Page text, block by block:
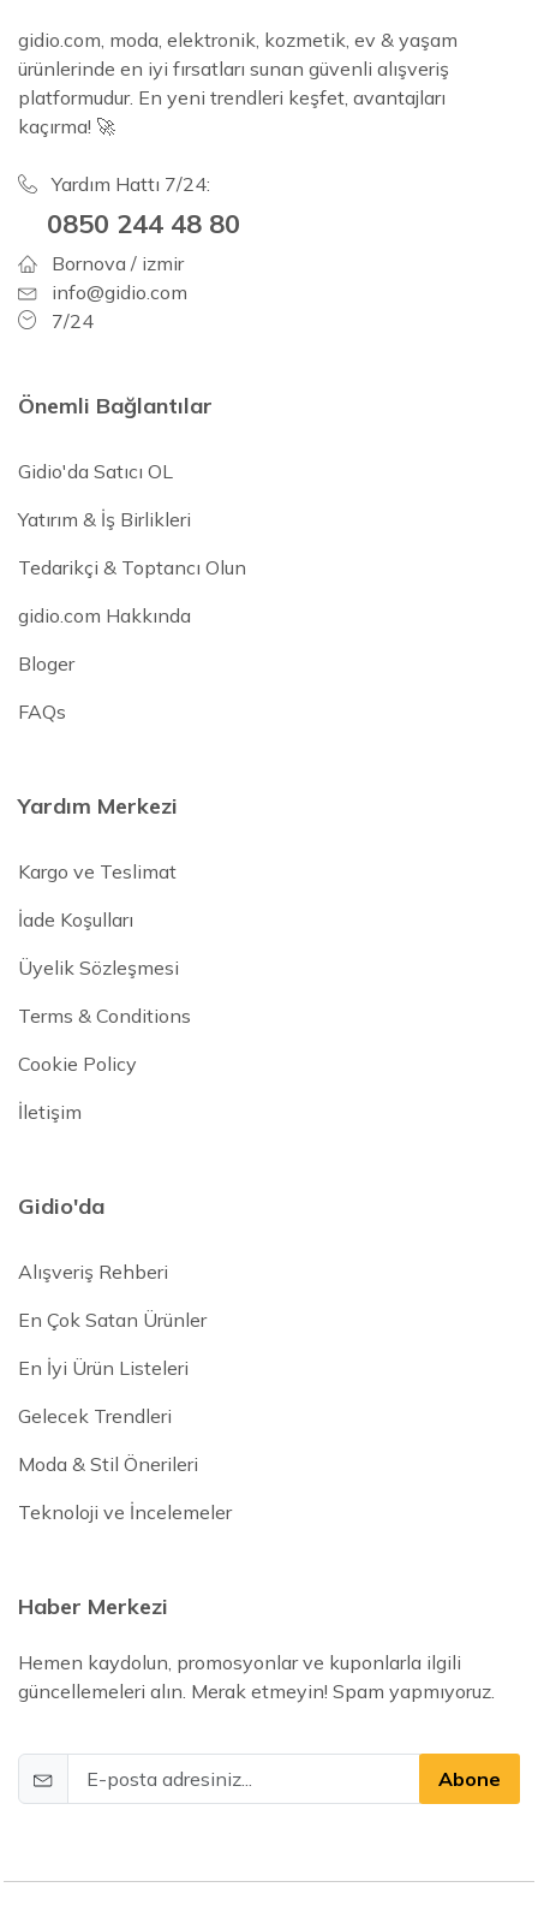
gidio.com, moda, elektronik, kozmetik, ev & yaşam
ürünlerinde en iyi fırsatları sunan güvenli alışveriş
platformudur. En yeni trendleri keşfet, avantajları
kaçırma! 🚀
Yardım Hattı 7/24:
0850 244 48 80
Bornova / izmir
info@gidio.com
7/24
Önemli Bağlantılar
Gidio'da Satıcı OL
Yatırım & İş Birlikleri
Tedarikçi & Toptancı Olun
gidio.com Hakkında
Bloger
FAQs
Yardım Merkezi
Kargo ve Teslimat
İade Koşulları
Üyelik Sözleşmesi
Terms & Conditions
Cookie Policy
İletişim
Gidio'da
Alışveriş Rehberi
En Çok Satan Ürünler
En İyi Ürün Listeleri
Gelecek Trendleri
Moda & Stil Önerileri
Teknoloji ve İncelemeler
Haber Merkezi
Hemen kaydolun, promosyonlar ve kuponlarla ilgili
güncellemeleri alın. Merak etmeyin! Spam yapmıyoruz.
Abone